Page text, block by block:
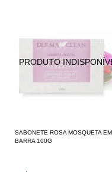
SABONETE ROSA MOSQUETA EM
BARRA 100G